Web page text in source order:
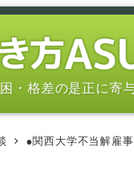
・格差の是正に寄
●関西大学不当解雇